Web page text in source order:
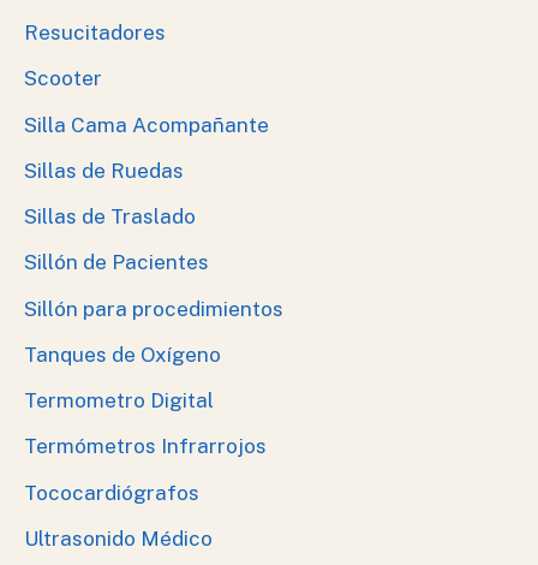
Resucitadores
Scooter
Silla Cama Acompañante
Sillas de Ruedas
Sillas de Traslado
Sillón de Pacientes
Sillón para procedimientos
Tanques de Oxígeno
Termometro Digital
Termómetros Infrarrojos
Tococardiógrafos
Ultrasonido Médico